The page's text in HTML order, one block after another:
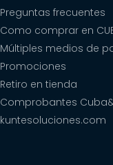
Preguntas frecuentes
Como comprar en
Múltiples medios de
Promociones
Retiro en tienda
Comprobantes
kuntesoluciones.com